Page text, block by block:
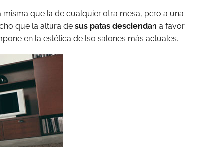
que la de cualquier otra mesa, pero a una
que la altura de sus patas desciendan a favor
en la estética de lso salones más actuales.